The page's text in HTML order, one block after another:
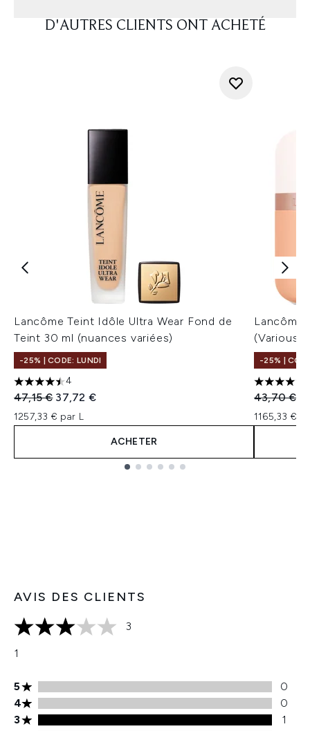
D'AUTRES CLIENTS ONT ACHETÉ
Lancôme Teint Idôle Ultra Wear Fond de
Teint 30 ml (nuances variées)
-25% | CODE: LUNDI
4.5 étoiles sur un maximum de 5
4
Prix de vente :
47,15 € Prix ​​actuel :
37,72 €
1257,33 € par L
ACHETER
Lancôme
(Various
-25% |
4.5 étoiles
Prix de
43,70 €
1165,33 €
AVIS DES CLIENTS
3 étoiles sur un maximum de 5
3
1
Note de 5 étoiles 0 avis
5
0
Note de 4 étoiles 0 avis
4
0
Note de 3 étoiles 1 avis
3
1